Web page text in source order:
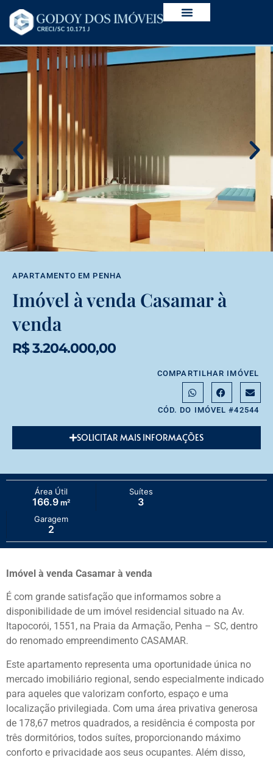
APARTAMENTO EM PENHA
Imóvel à venda Casamar à
venda
R$ 3.204.000,00
COMPARTILHAR IMÓVEL
CÓD. DO IMÓVEL #42544
SOLICITAR MAIS INFORMAÇÕES
Área Útil
166.9m²
Suítes
3
Garagem
2
Imóvel à venda Casamar à venda
É com grande satisfação que informamos sobre a
disponibilidade de um imóvel residencial situado na Av.
Itapocorói, 1551, na Praia da Armação, Penha – SC, dentro
do renomado empreendimento CASAMAR.
Este apartamento representa uma oportunidade única no
mercado imobiliário regional, sendo especialmente indicado
para aqueles que valorizam conforto, espaço e uma
localização privilegiada. Com uma área privativa generosa
de 178,67 metros quadrados, a residência é composta por
três dormitórios, todos suítes, proporcionando máximo
conforto e privacidade aos seus ocupantes. Além disso,